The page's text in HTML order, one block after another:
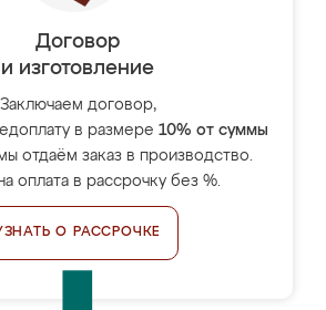
Договор
и изготовление
Заключаем договор,
в размере 10% от суммы
отдаём заказ в производство.
оплата в рассрочку без %.
О РАССРОЧКЕ